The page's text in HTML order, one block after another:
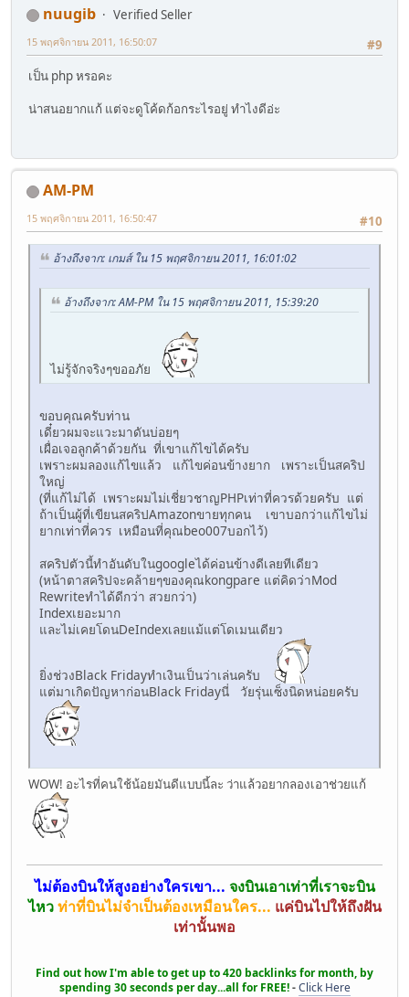
nuugib
Verified Seller
#9
15 พฤศจิกายน 2011, 16:50:07
เป็น php หรอคะ
น่าสนอยากแก้ แต่จะดูโค้ดก้อกระไรอยู่ ทำไงดีอ่ะ
AM-PM
#10
15 พฤศจิกายน 2011, 16:50:47
อ้างถึงจาก: เกมส์ ใน 15 พฤศจิกายน 2011, 16:01:02
อ้างถึงจาก: AM-PM ใน 15 พฤศจิกายน 2011, 15:39:20
ไม่รู้จักจริงๆขออภัย
ขอบคุณครับท่าน
เดี๋ยวผมจะแวะมาดันบ่อยๆ
เผื่อเจอลูกค้าด้วยกัน ที่เขาแก้ไขได้ครับ
เพราะผมลองแก้ไขแล้ว แก้ไขค่อนข้างยาก เพราะเป็นสคริป
ใหญ่
(ที่แก้ไม่ได้ เพราะผมไม่เชี่ยวชาญPHPเท่าที่ควรด้วยครับ แต่
ถ้าเป็นผู้ที่เขียนสคริปAmazonขายทุกคน เขาบอกว่าแก้ไขไม่
ยากเท่าที่ควร เหมือนที่คุณbeo007บอกไว้)
สคริปตัวนี้ทำอันดับในgoogleได้ค่อนข้างดีเลยทีเดียว
(หน้าตาสคริปจะคล้ายๆของคุณkongpare แต่คิดว่าMod
Rewriteทำได้ดีกว่า สวยกว่า)
Indexเยอะมาก
และไม่เคยโดนDeIndexเลยแม้แต่โดเมนเดียว
ยิ่งช่วงBlack Fridayทำเงินเป็นว่าเล่นครับ
แต่มาเกิดปัญหาก่อนBlack Fridayนี่ วัยรุ่นเซ็งนิดหน่อยครับ
WOW! อะไรที่คนใช้น้อยมันดีแบบนี้ละ ว่าแล้วอยากลองเอาช่วยแก้
ไม่ต้องบินให้สูงอย่างใครเขา... จงบินเอาเท่าที่เราจะบิน
ไหว ท่าที่บินไม่จำเป็นต้องเหมือนใคร... แค่บินไปให้ถึงฝัน
เท่านั้นพอ
Find out how I'm able to get up to 420 backlinks for month, by
spending 30 seconds per day...all for FREE!-Click Here